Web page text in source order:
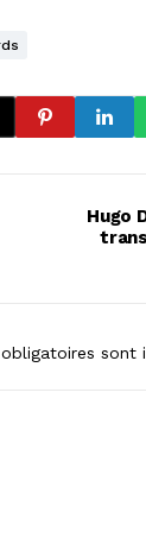
Hugo
sont